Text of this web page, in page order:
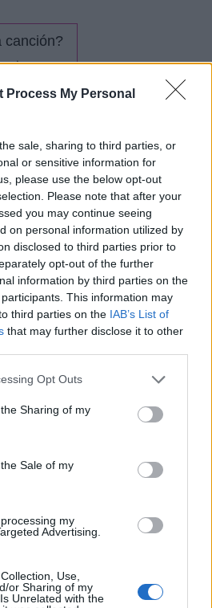
Process My Personal
sale, sharing to third parties, or
or sensitive information for
please use the below opt-out
Please note that after your
you may continue seeing
on personal information utilized by
disclosed to third parties prior to
opt-out of the further
information by third parties on the
participants. This information may
third parties on the IAB’s List of
that may further disclose it to other
Opt Outs
Sharing of my
Sale of my
my
Advertising.
Use,
or Sharing of my
Unrelated with the
canción?
(ft. Maniako, Nuco, TM
Santa)